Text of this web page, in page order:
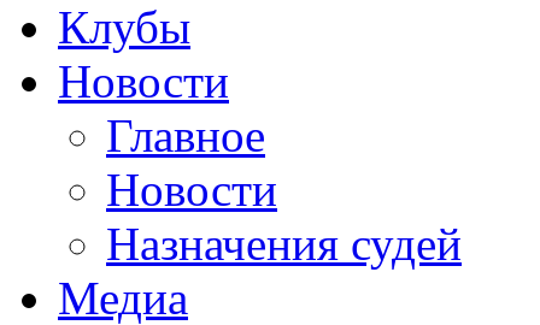
Клубы
Новости
Главное
Новости
Назначения судей
Медиа